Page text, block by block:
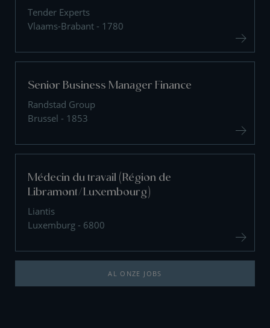
Tender Experts
Vlaams-Brabant - 1780
Senior Business Manager Finance
Randstad Group
Brussel - 1853
Médecin du travail (Région de
Libramont/Luxembourg)
Liantis
Luxemburg - 6800
AL ONZE JOBS